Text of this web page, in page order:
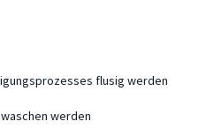
flusig werden
werden